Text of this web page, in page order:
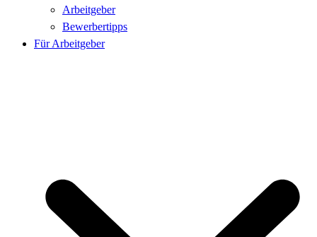
Arbeitgeber
Bewerbertipps
Für Arbeitgeber